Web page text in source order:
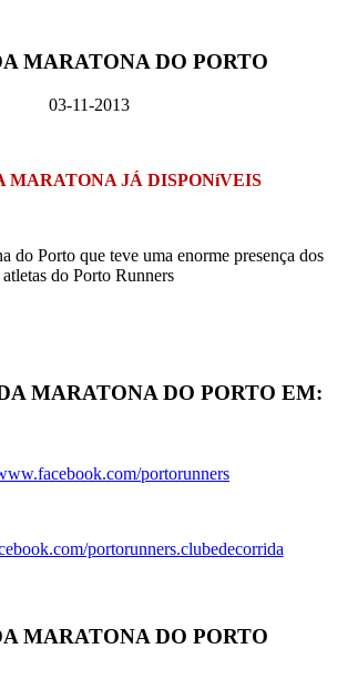
MARATONA DO PORTO
03-11-2013
MARATONA JÁ DISPONíVEIS
do Porto que teve uma enorme presença dos
atletas do Porto Runners
MARATONA DO PORTO EM:
portorunners
portorunners.clubedecorrida
MARATONA DO PORTO